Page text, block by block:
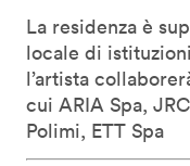
La residenza è
locale di
l’artista
cui ARIA Spa,
Polimi, ETT Spa